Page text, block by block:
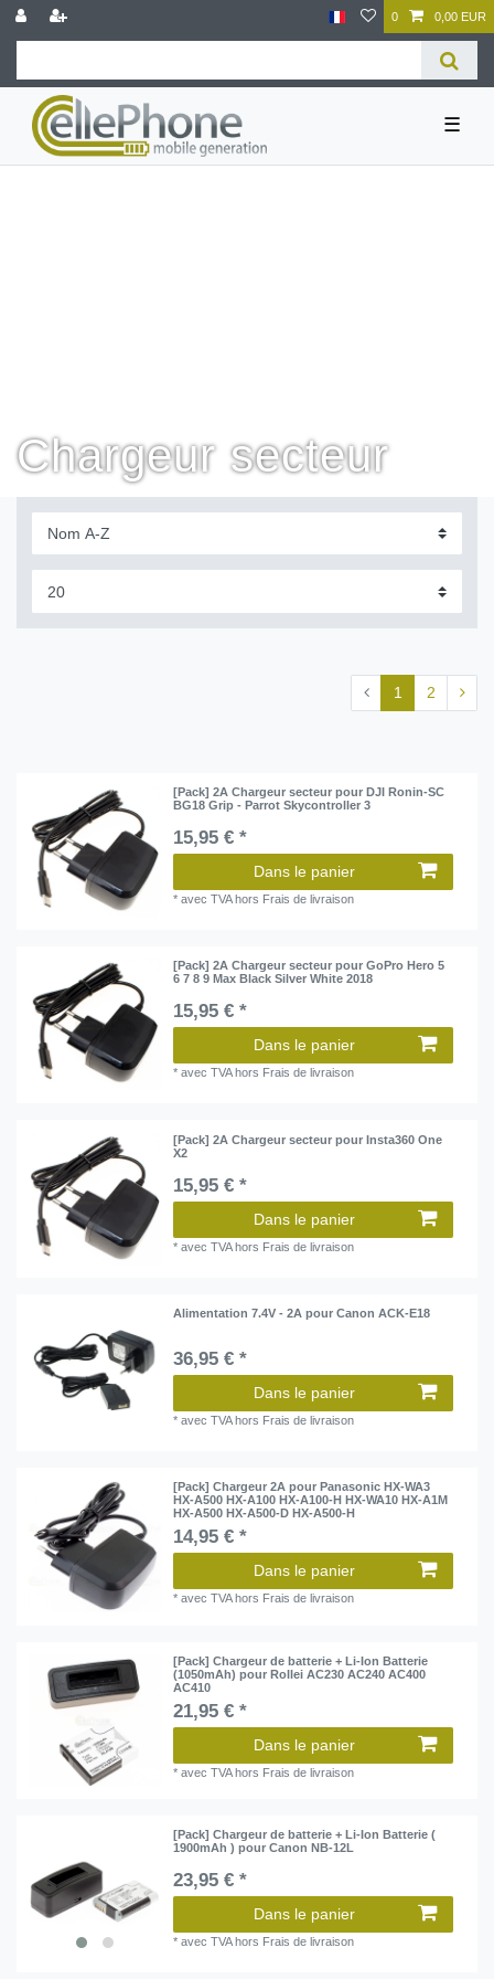
0 0,00 EUR
☰
Chargeur secteur
1 2
[Pack] 2A Chargeur secteur pour DJI Ronin-SC
BG18 Grip - Parrot Skycontroller 3
15,95 € *
Dans le panier
*avec TVAhors Frais de livraison
[Pack] 2A Chargeur secteur pour GoPro Hero 5
6 7 8 9 Max Black Silver White 2018
15,95 € *
Dans le panier
*avec TVAhors Frais de livraison
[Pack] 2A Chargeur secteur pour Insta360 One
X2
15,95 € *
Dans le panier
*avec TVAhors Frais de livraison
Alimentation 7.4V - 2A pour Canon ACK-E18
36,95 € *
Dans le panier
*avec TVAhors Frais de livraison
[Pack] Chargeur 2A pour Panasonic HX-WA3
HX-A500 HX-A100 HX-A100-H HX-WA10 HX-A1M
HX-A500 HX-A500-D HX-A500-H
14,95 € *
Dans le panier
*avec TVAhors Frais de livraison
[Pack] Chargeur de batterie + Li-Ion Batterie
(1050mAh) pour Rollei AC230 AC240 AC400
AC410
21,95 € *
Dans le panier
*avec TVAhors Frais de livraison
[Pack] Chargeur de batterie + Li-Ion Batterie (
1900mAh ) pour Canon NB-12L
23,95 € *
Dans le panier
*avec TVAhors Frais de livraison